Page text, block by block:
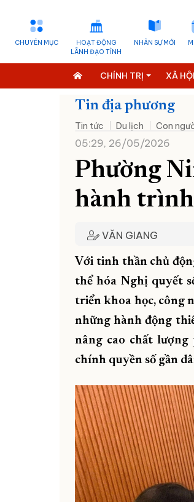
CHUYÊN MỤC
HOẠT ĐỘNG
LÃNH ĐẠO TỈNH
NHÂN SỰ MỚI
CHÍNH TRỊ XÃ HỘI
Tin địa phương
Tin tức Du lịch Con
05:29, 26/05/2026
​​​​​​​Phường
hành trình
VĂN GIANG
Với tinh thần chủ
thể hóa Nghị quyết
triển khoa học, công
những hành động
nâng cao chất
chính quyền số gần